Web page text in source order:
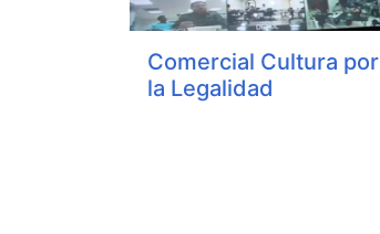
Comercial Cultura por
la Legalidad